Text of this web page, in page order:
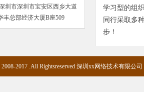
圳市深圳市宝安区西乡大道
丰总部经济大厦B座509
学习型的组
同行采取多
步！
2017 .All Rightsreserved 深圳xx网络技术有限公